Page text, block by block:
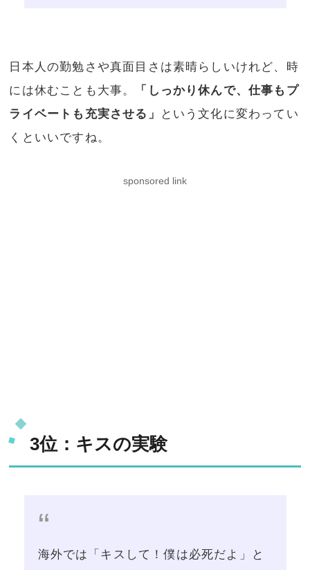
日本人の勤勉さや真面目さは素晴らしいけれど、時
には休むことも大事。
「しっかり休んで、仕事もプ
ライベートも充実させる」
という文化に変わってい
くといいですね。
sponsored link
3位：キスの実験
海外では「キスして！僕は必死だよ」と